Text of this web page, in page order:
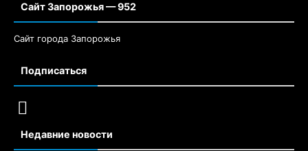
Сайт Запорожья — 952
Сайт города Запорожья
Подписаться
Недавние новости